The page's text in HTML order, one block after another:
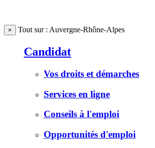
× Tout sur : Auvergne-Rhône-Alpes
Candidat
Vos droits et démarches
Services en ligne
Conseils à l'emploi
Opportunités d'emploi